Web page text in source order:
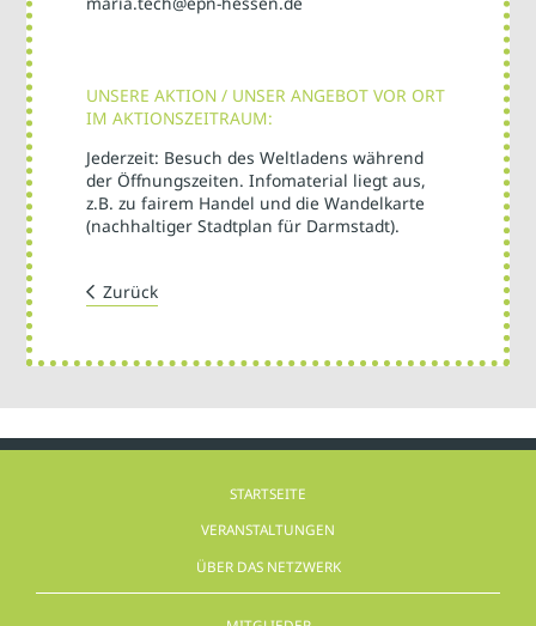
UNSERE AKTION / UNSER ANGEBOT VOR ORT
IM AKTIONSZEITRAUM:
Jederzeit: Besuch des Weltladens während
der Öffnungszeiten. Infomaterial liegt aus,
z.B. zu fairem Handel und die Wandelkarte
(nachhaltiger Stadtplan für Darmstadt).
Zurück
STARTSEITE
VERANSTALTUNGEN
ÜBER DAS NETZWERK